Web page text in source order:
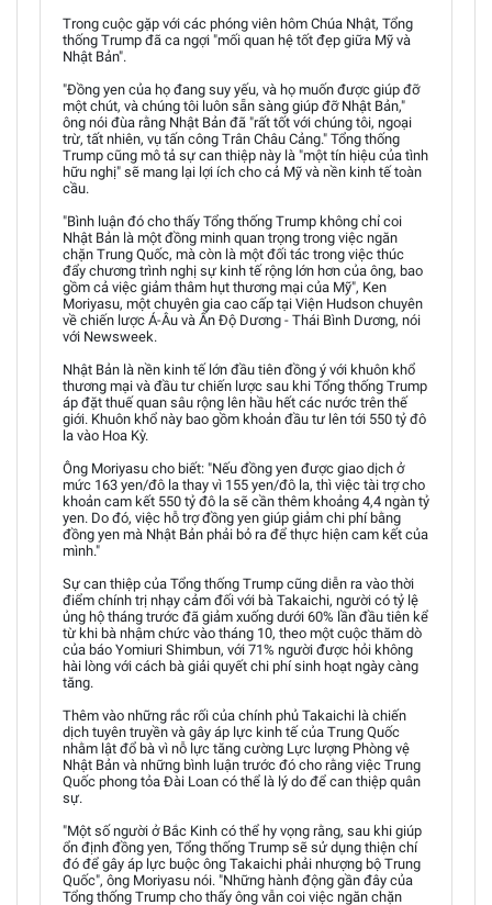
Trong cuộc gặp với các phóng viên hôm Chúa Nhật, Tổng
thống Trump đã ca ngợi "mối quan hệ tốt đẹp giữa Mỹ và
Nhật Bản".
"Đồng yen của họ đang suy yếu, và họ muốn được giúp đỡ
một chút, và chúng tôi luôn sẵn sàng giúp đỡ Nhật Bản,"
ông nói đùa rằng Nhật Bản đã "rất tốt với chúng tôi, ngoại
trừ, tất nhiên, vụ tấn công Trân Châu Cảng." Tổng thống
Trump cũng mô tả sự can thiệp này là "một tín hiệu của tình
hữu nghị" sẽ mang lại lợi ích cho cả Mỹ và nền kinh tế toàn
cầu.
"Bình luận đó cho thấy Tổng thống Trump không chỉ coi
Nhật Bản là một đồng minh quan trọng trong việc ngăn
chặn Trung Quốc, mà còn là một đối tác trong việc thúc
đẩy chương trình nghị sự kinh tế rộng lớn hơn của ông, bao
gồm cả việc giảm thâm hụt thương mại của Mỹ", Ken
Moriyasu, một chuyên gia cao cấp tại Viện Hudson chuyên
về chiến lược Á-Âu và Ấn Độ Dương - Thái Bình Dương, nói
với Newsweek.
Nhật Bản là nền kinh tế lớn đầu tiên đồng ý với khuôn khổ
thương mại và đầu tư chiến lược sau khi Tổng thống Trump
áp đặt thuế quan sâu rộng lên hầu hết các nước trên thế
giới. Khuôn khổ này bao gồm khoản đầu tư lên tới 550 tỷ đô
la vào Hoa Kỳ.
Ông Moriyasu cho biết: "Nếu đồng yen được giao dịch ở
mức 163 yen/đô la thay vì 155 yen/đô la, thì việc tài trợ cho
khoản cam kết 550 tỷ đô la sẽ cần thêm khoảng 4,4 ngàn tỷ
yen. Do đó, việc hỗ trợ đồng yen giúp giảm chi phí bằng
đồng yen mà Nhật Bản phải bỏ ra để thực hiện cam kết của
mình."
Sự can thiệp của Tổng thống Trump cũng diễn ra vào thời
điểm chính trị nhạy cảm đối với bà Takaichi, người có tỷ lệ
ủng hộ tháng trước đã giảm xuống dưới 60% lần đầu tiên kể
từ khi bà nhậm chức vào tháng 10, theo một cuộc thăm dò
của báo Yomiuri Shimbun, với 71% người được hỏi không
hài lòng với cách bà giải quyết chi phí sinh hoạt ngày càng
tăng.
Thêm vào những rắc rối của chính phủ Takaichi là chiến
dịch tuyên truyền và gây áp lực kinh tế của Trung Quốc
nhằm lật đổ bà vì nỗ lực tăng cường Lực lượng Phòng vệ
Nhật Bản và những bình luận trước đó cho rằng việc Trung
Quốc phong tỏa Đài Loan có thể là lý do để can thiệp quân
sự.
"Một số người ở Bắc Kinh có thể hy vọng rằng, sau khi giúp
ổn định đồng yen, Tổng thống Trump sẽ sử dụng thiện chí
đó để gây áp lực buộc ông Takaichi phải nhượng bộ Trung
Quốc", ông Moriyasu nói. "Những hành động gần đây của
Tổng thống Trump cho thấy ông vẫn coi việc ngăn chặn